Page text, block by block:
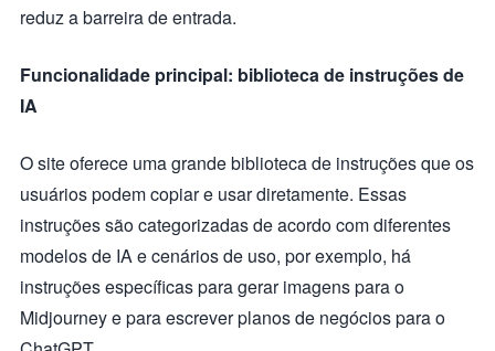
reduz a barreira de entrada.
Funcionalidade principal: biblioteca de instruções de
IA
O site oferece uma grande biblioteca de instruções que os
usuários podem copiar e usar diretamente. Essas
instruções são categorizadas de acordo com diferentes
modelos de IA e cenários de uso, por exemplo, há
instruções específicas para gerar imagens para o
Midjourney e para escrever planos de negócios para o